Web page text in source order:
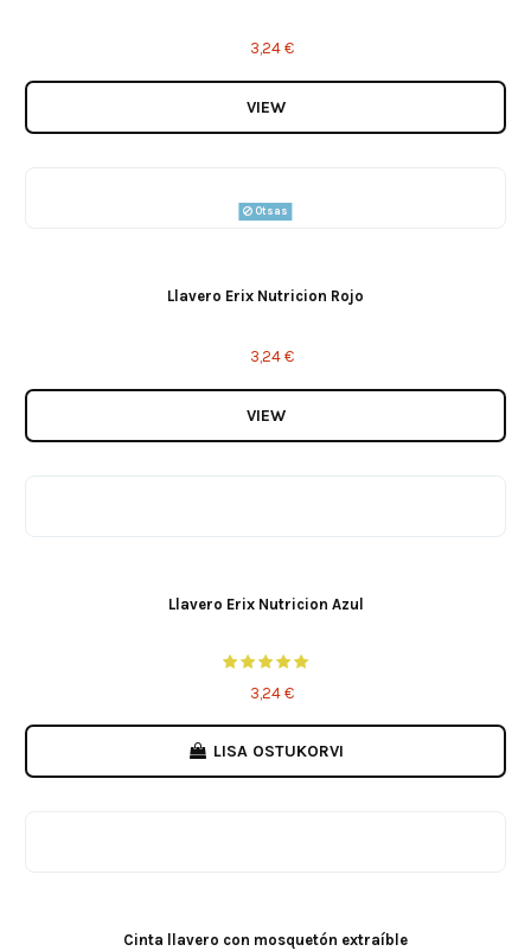
3,24 €
VIEW
Otsas
Llavero Erix Nutricion Rojo
3,24 €
VIEW
Llavero Erix Nutricion Azul
3,24 €
LISA OSTUKORVI
Cinta llavero con mosquetón extraíble